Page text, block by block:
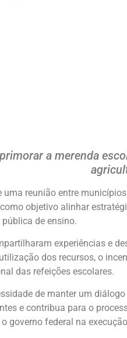
a merenda
uma reunião entre
objetivo alinhar
de ensino.
experiências e
dos recursos, o
das refeições escolares.
de manter um
e contribua para o
governo federal na